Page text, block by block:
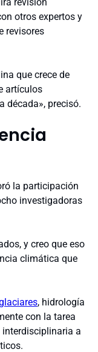
otros expertos y
revisores
que crece de
artículos
década», precisó.
la participación
investigadoras
y creo que eso
climática que
, hidrología
con la tarea
a